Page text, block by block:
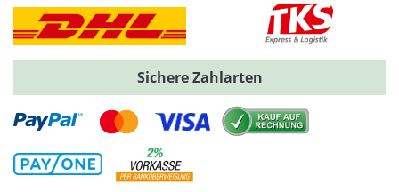
Sichere Zahlarten